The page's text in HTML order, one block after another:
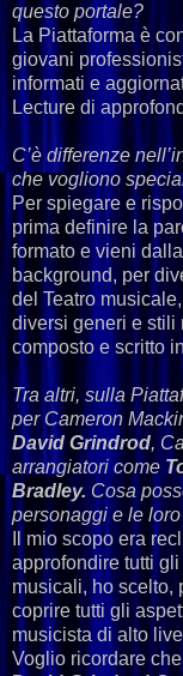
questo portale?
La Piattaforma è
giovani
informati e
Lecture di
C’è differenze
che vogliono
Per spiegare e
prima definire la
formato e vieni
background, per
del Teatro
diversi generi e stili
composto e scritto
Tra altri, sulla
per Cameron
David Grindrod,
arrangiatori come
Bradley. Cosa
personaggi e le
Il mio scopo era
approfondire tutti
musicali, ho scelto,
coprire tutti gli
musicista di alto
Voglio ricordare